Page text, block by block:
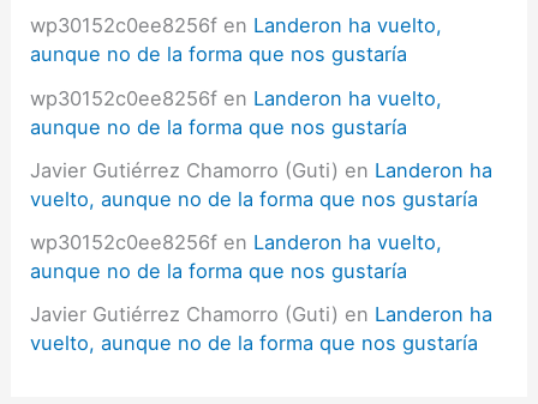
wp30152c0ee8256f en Landeron ha vuelto,
aunque no de la forma que nos gustaría
wp30152c0ee8256f en Landeron ha vuelto,
aunque no de la forma que nos gustaría
Javier Gutiérrez Chamorro (Guti) en Landeron ha
vuelto, aunque no de la forma que nos gustaría
wp30152c0ee8256f en Landeron ha vuelto,
aunque no de la forma que nos gustaría
Javier Gutiérrez Chamorro (Guti) en Landeron ha
vuelto, aunque no de la forma que nos gustaría